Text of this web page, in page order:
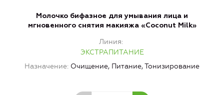
Mолочко бифазное для умывания лица и
мгновенного снятия макияжа «Coconut Milk»
Линия
ЭКСТРАПИТАНИЕ
Назначение Очищение, Питание, Тонизирование